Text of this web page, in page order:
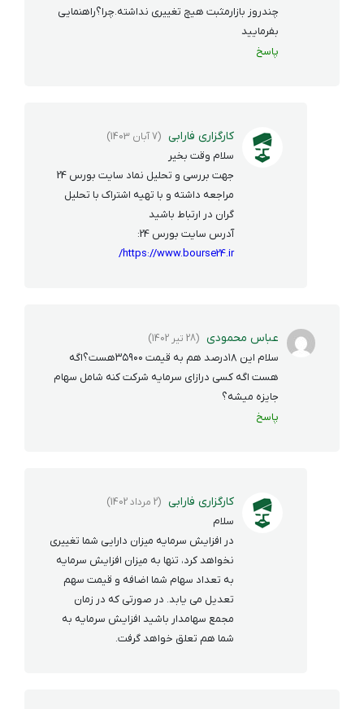
چندروز بازارمثبت هیچ تغییری نداشته.چرا؟راهنمایی
بفرمایید
پاسخ
کارگزاری فارابی (7 آبان 1403)
سلام وقت بخیر
جهت بررسی و تحلیل نماد سایت بورس 24
مراجعه داشته و با تهیه اشتراک با تحلیل
گران در ارتباط باشید
آدرس سایت بورس 24:
https://www.bourse24.ir/
عباس محمودی (28 تیر 1402)
سلام این ۱۸درصد هم به قیمت ۳۵۹۰۰هست؟اگه
هست اگه کسی درازای سرمایه شرکت کنه شامل سهام
جایزه میشه؟
پاسخ
کارگزاری فارابی (2 مرداد 1402)
سلام
در افزایش سرمایه میزان دارایی شما تغییری
نخواهد کرد، تنها به میزان افزایش سرمایه
به تعداد سهام شما اضافه و قیمت سهم
تعدیل می یابد. در صورتی که در زمان
مجمع سهامدار باشید افزایش سرمایه به
شما هم تعلق خواهد گرفت.